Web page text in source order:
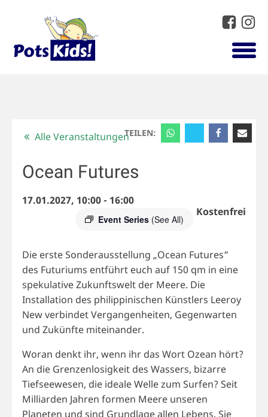
TEILEN:
Alle Veranstaltungen
Ocean Futures
17.01.2027, 10:00- 16:00
Event Series (See All)
Kostenfrei
Die erste Sonderausstellung „Ocean Futures“
des Futuriums entführt euch auf 150 qm in eine
spekulative Zukunftswelt der Meere. Die
Installation des philippinischen Künstlers Leeroy
New verbindet Vergangenheiten, Gegenwarten
und Zukünfte miteinander.
Woran denkt ihr, wenn ihr das Wort Ozean hört?
An die Grenzenlosigkeit des Wassers, bizarre
Tiefseewesen, die ideale Welle zum Surfen? Seit
Milliarden Jahren formen Meere unseren
Planeten und sind Grundlage allen Lebens. Sie